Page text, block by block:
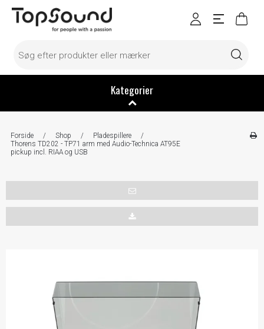
Kategorier
Forside / Shop / Pladespillere
/
Thorens TD202 - TP71 arm med Audio-Technica AT95E
pickup incl. RIAA og USB